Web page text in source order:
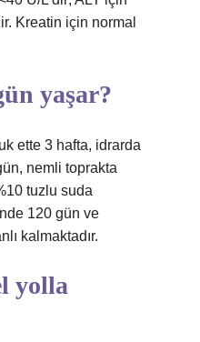
Kreatin için normal
yaşar?
ette 3 hafta, idrarda
nemli toprakta
tuzlu suda
120 gün ve
kalmaktadır.
yolla